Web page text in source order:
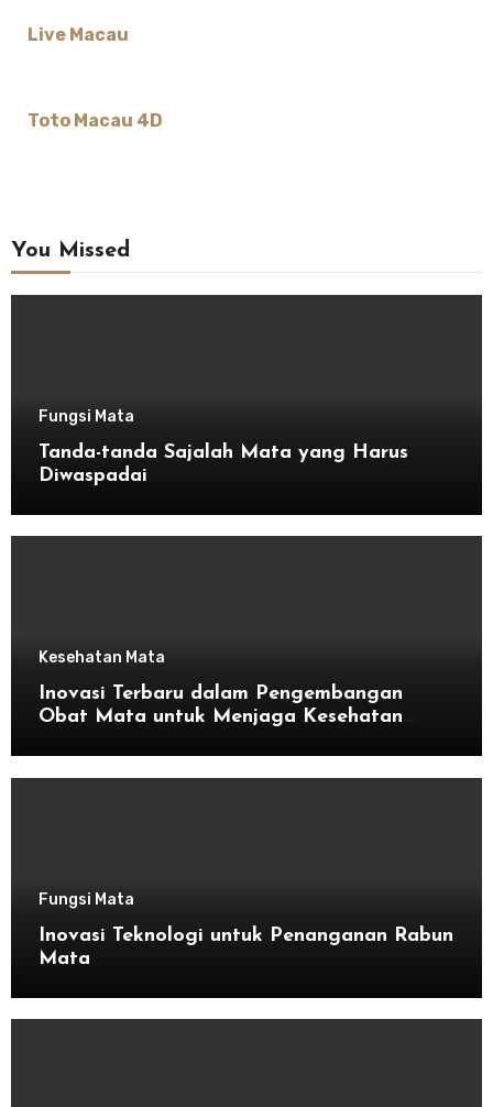
Live Macau
Toto Macau 4D
You Missed
Fungsi Mata
Tanda-tanda Sajalah Mata yang Harus
Diwaspadai
Kesehatan Mata
Inovasi Terbaru dalam Pengembangan
Obat Mata untuk Menjaga Kesehatan
Fungsi Mata
Inovasi Teknologi untuk Penanganan Rabun
Mata